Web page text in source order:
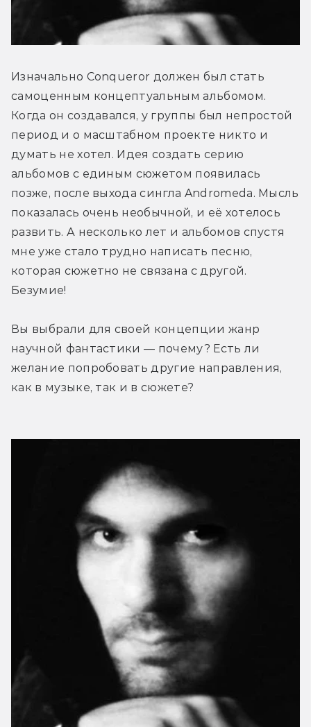
Изначально Conqueror должен был стать
самоценным концептуальным альбомом.
Когда он создавался, у группы был непростой
период и о масштабном проекте никто и
думать не хотел. Идея создать серию
альбомов с единым сюжетом появилась
позже, после выхода сингла Andromeda. Мысль
показалась очень необычной, и её хотелось
развить. А несколько лет и альбомов спустя
мне уже стало трудно написать песню,
которая сюжетно не связана с другой.
Безумие!
Вы выбрали для своей концепции жанр
научной фантастики — почему? Есть ли
желание попробовать другие направления,
как в музыке, так и в сюжете?